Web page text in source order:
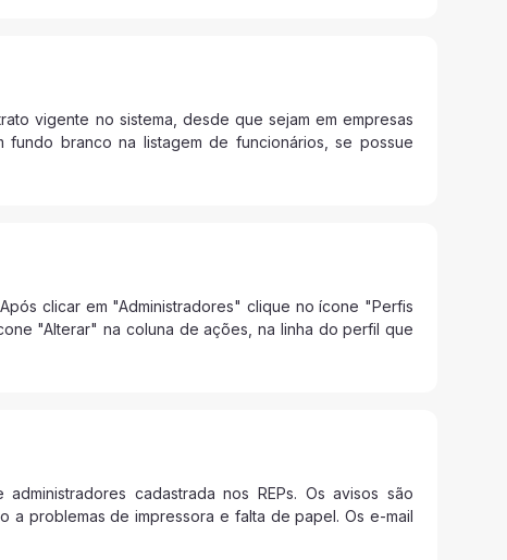
vigente no sistema, desde que sejam em empresas
branco na listagem de funcionários, se possue
clicar em "Administradores" clique no ícone "Perfis
"Alterar" na coluna de ações, na linha do perfil que
cadastrada nos REPs. Os avisos são
problemas de impressora e falta de papel. Os e-mail